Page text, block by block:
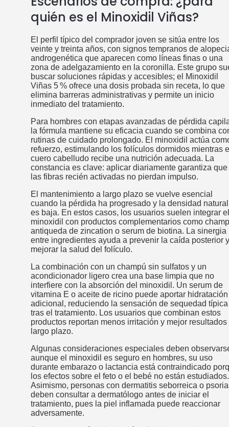
quién es el Minoxidil Viñas?
El perfil típico del comprador joven se sitúa entre los
veinte y treinta años, con signos tempranos de
androgenética que aparecen como líneas finas o una
zona de adelgazamiento en la coronilla. Este grupo
buscar soluciones rápidas y accesibles; el Minoxidil
Viñas 5 % ofrece una dosis probada sin receta, lo que
elimina barreras administrativas y permite un inicio
inmediato del tratamiento.
Para hombres con etapas avanzadas de pérdida
la fórmula mantiene su eficacia cuando se combina
rutinas de cuidado prolongado. El minoxidil actúa
refuerzo, estimulando los folículos dormidos mientras
cuero cabelludo recibe una nutrición adecuada. La
constancia es clave: aplicar diariamente garantiza que
las fibras recién activadas no pierdan impulso.
El mantenimiento a largo plazo se vuelve esencial
cuando la pérdida ha progresado y la densidad
es baja. En estos casos, los usuarios suelen integrar el
minoxidil con productos complementarios como
antiqueda de zincation o serum de biotina. La sinergia
entre ingredientes ayuda a prevenir la caída posterior
mejorar la salud del folículo.
La combinación con un champú sin sulfatos y un
acondicionador ligero crea una base limpia que no
interfiere con la absorción del minoxidil. Un serum de
vitamina E o aceite de ricino puede aportar hidratación
adicional, reduciendo la sensación de sequedad típica
tras el tratamiento. Los usuarios que combinan estos
productos reportan menos irritación y mejor resultados
largo plazo.
Algunas consideraciones especiales deben
aunque el minoxidil es seguro en hombres, su uso
durante embarazo o lactancia está contraindicado
los efectos sobre el feto o el bebé no están estudiados.
Asimismo, personas con dermatitis seborreica o
deben consultar a dermatólogo antes de iniciar el
tratamiento, pues la piel inflamada puede reaccionar
adversamente.